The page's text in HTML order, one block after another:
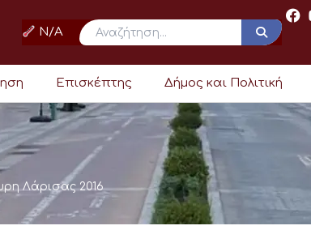
N/A
Επισκέπτης Δήμος και Πολιτική
Λάρισας 2016